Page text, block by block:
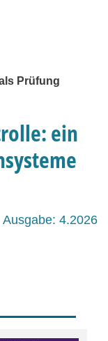
Prüfung
ein
Ausgabe: 4.2026